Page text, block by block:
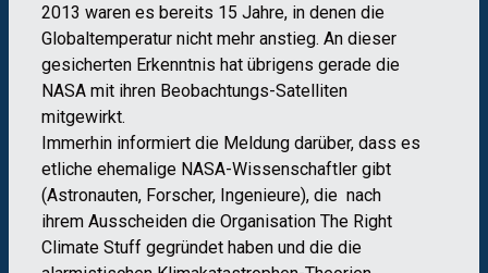
2013 waren es bereits 15 Jahre, in denen die
Globaltemperatur nicht mehr anstieg. An dieser
gesicherten Erkenntnis hat übrigens gerade die
NASA mit ihren Beobachtungs-Satelliten
mitgewirkt.
Immerhin informiert die Meldung darüber, dass es
etliche ehemalige NASA-Wissenschaftler gibt
(Astronauten, Forscher, Ingenieure), die nach
ihrem Ausscheiden die Organisation The Right
Climate Stuff gegründet haben und die die